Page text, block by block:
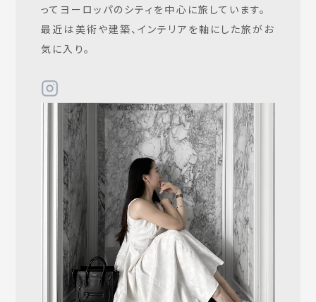
ってヨーロッパのシティを中心に旅しています。
最近は美術や建築、インテリアを軸にした旅がお
気に入り。